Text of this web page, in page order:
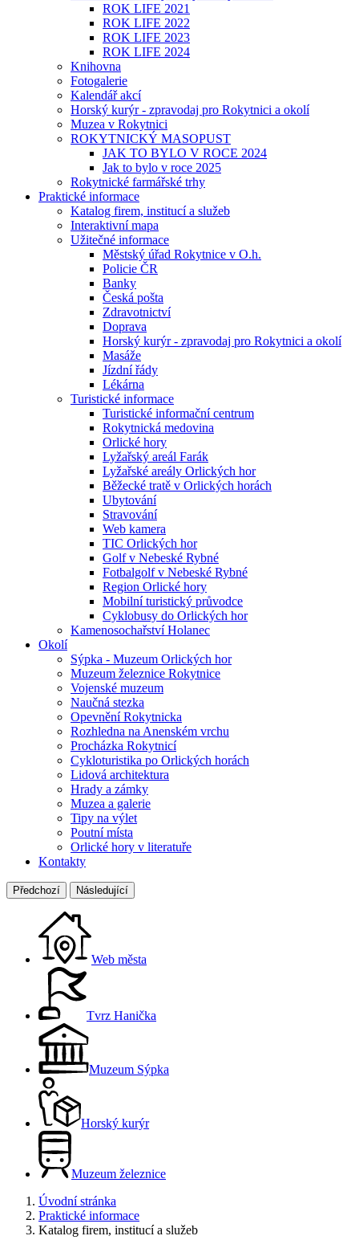
ROK LIFE 2021
ROK LIFE 2022
ROK LIFE 2023
ROK LIFE 2024
Knihovna
Fotogalerie
Kalendář akcí
Horský kurýr - zpravodaj pro Rokytnici a okolí
Muzea v Rokytnici
ROKYTNICKÝ MASOPUST
JAK TO BYLO V ROCE 2024
Jak to bylo v roce 2025
Rokytnické farmářské trhy
Praktické informace
Katalog firem, institucí a služeb
Interaktivní mapa
Užitečné informace
Městský úřad Rokytnice v O.h.
Policie ČR
Banky
Česká pošta
Zdravotnictví
Doprava
Horský kurýr - zpravodaj pro Rokytnici a okolí
Masáže
Jízdní řády
Lékárna
Turistické informace
Turistické informační centrum
Rokytnická medovina
Orlické hory
Lyžařský areál Farák
Lyžařské areály Orlických hor
Běžecké tratě v Orlických horách
Ubytování
Stravování
Web kamera
TIC Orlických hor
Golf v Nebeské Rybné
Fotbalgolf v Nebeské Rybné
Region Orlické hory
Mobilní turistický průvodce
Cyklobusy do Orlických hor
Kamenosochařství Holanec
Okolí
Sýpka - Muzeum Orlických hor
Muzeum železnice Rokytnice
Vojenské muzeum
Naučná stezka
Opevnění Rokytnicka
Rozhledna na Anenském vrchu
Procházka Rokytnicí
Cykloturistika po Orlických horách
Lidová architektura
Hrady a zámky
Muzea a galerie
Tipy na výlet
Poutní místa
Orlické hory v literatuře
Kontakty
Předchozí Následující
Web města
Tvrz Hanička
Muzeum Sýpka
Horský kurýr
Muzeum železnice
Úvodní stránka
Praktické informace
Katalog firem, institucí a služeb